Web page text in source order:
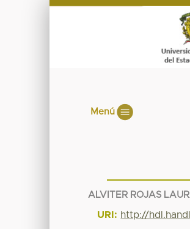
Menú
ALVITER ROJAS
URI: http://